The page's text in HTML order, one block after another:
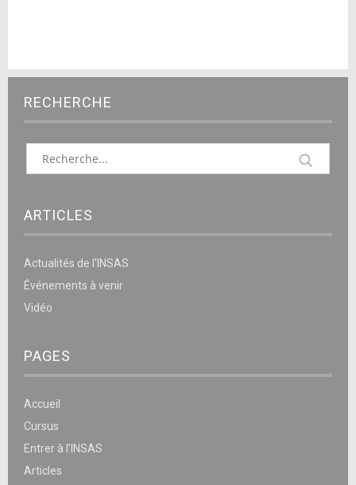
RECHERCHE
ARTICLES
Actualités de l’INSAS
Événements à venir
Vidéo
PAGES
Accueil
Cursus
Entrer à l’INSAS
Articles